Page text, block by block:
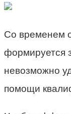
Со временем
формируется
невозможно
помощи